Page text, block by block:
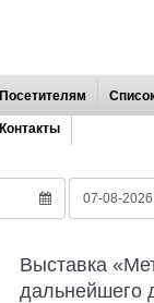
Посетителям
Контакты
Выставка
дальнейшего